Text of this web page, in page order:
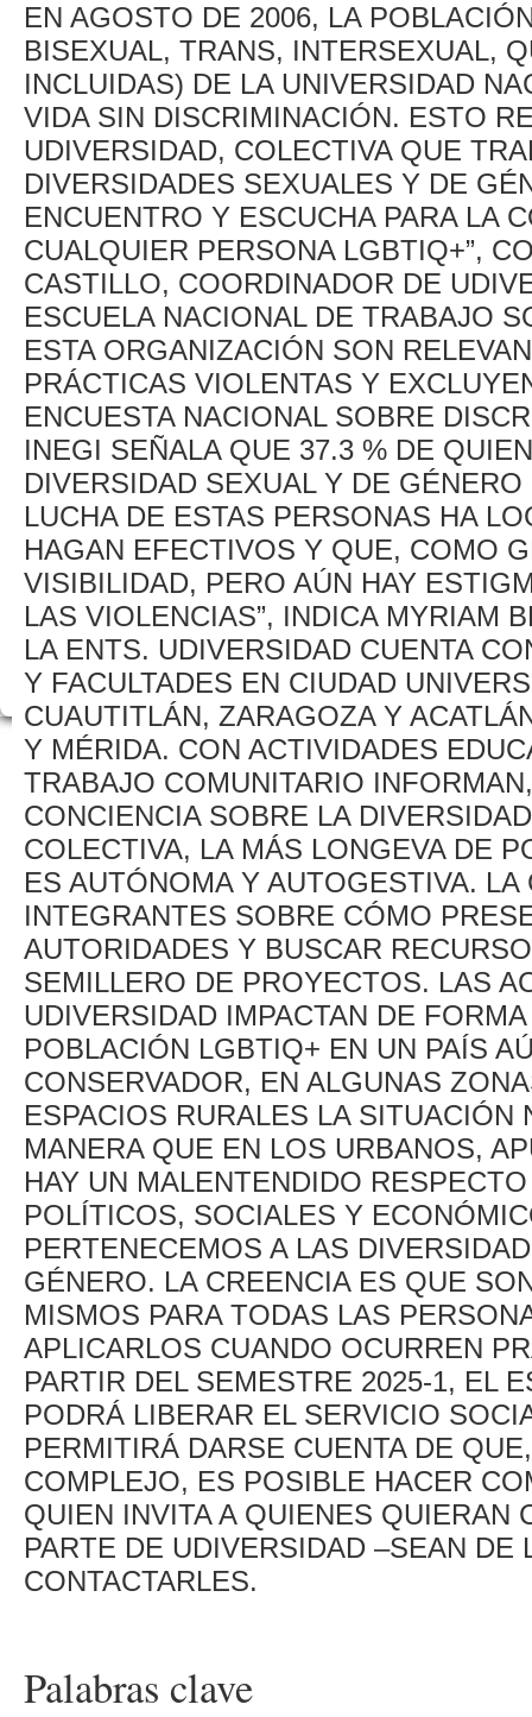
EN AGOSTO DE 2006, LA
BISEXUAL, TRANS, INTERSEXUAL,
INCLUIDAS) DE LA UNIVERSIDAD
VIDA SIN DISCRIMINACIÓN. ESTO
UDIVERSIDAD, COLECTIVA QUE
DIVERSIDADES SEXUALES Y DE
ENCUENTRO Y ESCUCHA PARA LA
CUALQUIER PERSONA LGBTIQ+”,
CASTILLO, COORDINADOR DE
ESCUELA NACIONAL DE TRABAJO
ESTA ORGANIZACIÓN SON
PRÁCTICAS VIOLENTAS Y
ENCUESTA NACIONAL SOBRE
INEGI SEÑALA QUE 37.3 % DE
DIVERSIDAD SEXUAL Y DE
LUCHA DE ESTAS PERSONAS HA
HAGAN EFECTIVOS Y QUE, COMO
VISIBILIDAD, PERO AÚN HAY
LAS VIOLENCIAS”, INDICA MYRIAM
LA ENTS. UDIVERSIDAD CUENTA
Y FACULTADES EN CIUDAD
CUAUTITLÁN, ZARAGOZA Y
Y MÉRIDA. CON ACTIVIDADES
TRABAJO COMUNITARIO
CONCIENCIA SOBRE LA
COLECTIVA, LA MÁS LONGEVA DE
ES AUTÓNOMA Y AUTOGESTIVA.
INTEGRANTES SOBRE CÓMO
AUTORIDADES Y BUSCAR
SEMILLERO DE PROYECTOS. LAS
UDIVERSIDAD IMPACTAN DE
POBLACIÓN LGBTIQ+ EN UN PAÍS
CONSERVADOR, EN ALGUNAS
ESPACIOS RURALES LA SITUACIÓN
MANERA QUE EN LOS URBANOS,
HAY UN MALENTENDIDO
POLÍTICOS, SOCIALES Y
PERTENECEMOS A LAS
GÉNERO. LA CREENCIA ES QUE
MISMOS PARA TODAS LAS
APLICARLOS CUANDO OCURREN
PARTIR DEL SEMESTRE 2025-1, EL
PODRÁ LIBERAR EL SERVICIO
PERMITIRÁ DARSE CUENTA DE
COMPLEJO, ES POSIBLE HACER
QUIEN INVITA A QUIENES QUIERAN
PARTE DE UDIVERSIDAD –SEAN
CONTACTARLES.
Palabras clave